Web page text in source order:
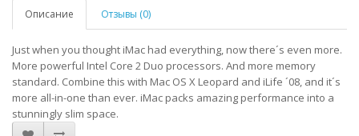
Описание Отзывы (0)
Just when you thought iMac had everything, now there´s even more.
More powerful Intel Core 2 Duo processors. And more memory
standard. Combine this with Mac OS X Leopard and iLife ´08, and it´s
more all-in-one than ever. iMac packs amazing performance into a
stunningly slim space.